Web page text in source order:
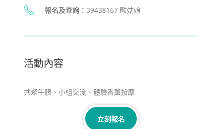
報名及查詢： 39438167 歐姑娘
活動內容
共聚午膳、小組交流、體驗香薰按摩
立刻報名